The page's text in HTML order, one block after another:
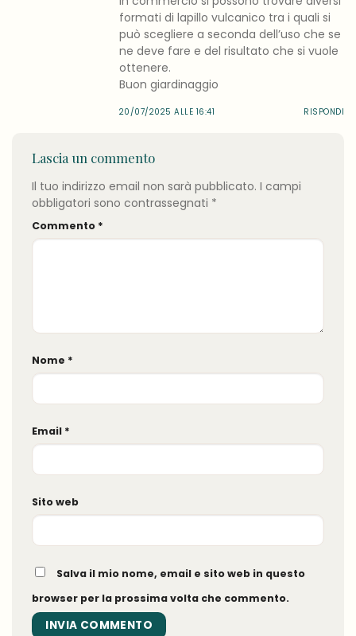
formati di lapillo vulcanico tra i quali si
può scegliere a seconda dell’uso che se
ne deve fare e del risultato che si vuole
ottenere.
Buon giardinaggio
20/07/2025 ALLE 16:41 RISPONDI
Lascia un commento
Il tuo indirizzo email non sarà pubblicato. I campi
obbligatori sono contrassegnati *
Commento *
Nome *
Email *
Sito web
Salva il mio nome, email e sito web in questo
browser per la prossima volta che commento.